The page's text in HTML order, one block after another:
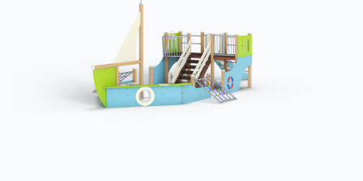
Комплексы для лазания
3 категории
Спорт
4 категории